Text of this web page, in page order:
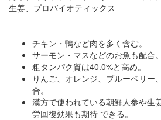
生姜、プロバイオティックス
チキン・鴨など肉を多く含む。
サーモン・マスなどのお魚も配合。
粗タンパク質は40.0%と高め。
りんご、オレンジ、ブルーベリー
合。
漢方で使われている朝鮮人参や生
労回復効果も期待 できる。